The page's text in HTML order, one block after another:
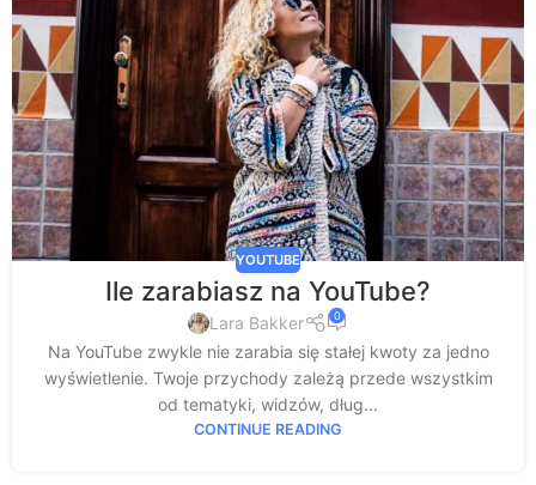
YOUTUBE
Ile zarabiasz na YouTube?
Lara Bakker 0
Na YouTube zwykle nie zarabia się stałej kwoty za jedno
wyświetlenie. Twoje przychody zależą przede wszystkim
od tematyki, widzów, dług...
CONTINUE READING